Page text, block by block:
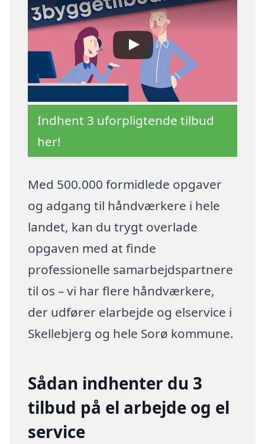
Indhent 3 uforpligtende tilbud
her!
Med 500.000 formidlede opgaver
og adgang til håndværkere i hele
landet, kan du trygt overlade
opgaven med at finde
professionelle samarbejdspartnere
til os – vi har flere håndværkere,
der udfører elarbejde og elservice i
Skellebjerg og hele Sorø kommune.
Sådan indhenter du 3
tilbud på el arbejde og el
service